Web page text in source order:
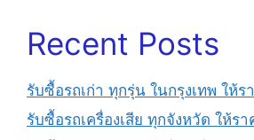
Recent Posts
รับซื้อรถเก่า ทุกรุ่น ในกรุงเทพ ให้ร
รับซื้อรถเครื่องเสีย ทุกจังหวัด ให้รา